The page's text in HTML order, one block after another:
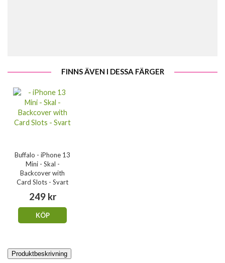
FINNS ÄVEN I DESSA FÄRGER
Buffalo - iPhone 13
Mini - Skal -
Backcover with
Card Slots - Svart
249 kr
KÖP
Produktbeskrivning